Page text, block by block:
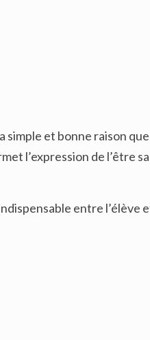
simple et bonne raison que
l’expression de l’être
entre l’élève